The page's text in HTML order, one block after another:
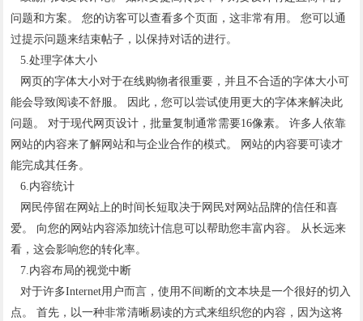
问题和方案。 您的访客可以查看多个页面，这非常有用。 您可以通
过提示问题来结束帖子，以保持对话的进行。
5.处理字体大小
网页的字体大小对于在线购物者很重要，并且不合适的字体大小可
能会导致阅读不舒服。 因此，您可以尝试使用更大的字体来解决此
问题。 对于现代网页设计，批量复制通常需要16像素。 许多人依靠
网站的内容来了解网站和与企业合作的模式。 网站的内容要可读才
能完成其任务。
6.内容统计
网民停留在网站上的时间长短取决于网民对网站品牌的信任和喜
爱。 向您的网站内容添加统计信息可以帮助您丰富内容。 从长远来
看，这会影响您的转化率。
7.内容布局的视觉中断
对于许多Internet用户而言，使用不间断的文本块是一个很好的切入
点。 首先，以一种非常清晰易读的方式来组织您的内容，因为这将